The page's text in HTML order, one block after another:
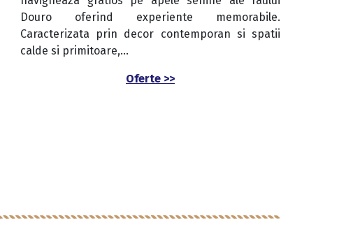
Douro oferind experiente memorabile.
Caracterizata prin decor contemporan si spatii
calde si primitoare,...
Oferte >>